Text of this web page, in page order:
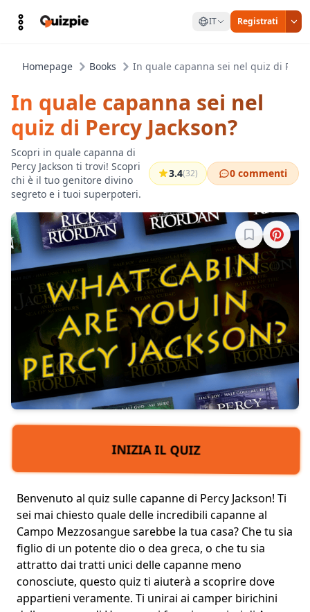
IT Registrati
Homepage Books In quale capanna sei nel quiz di Percy
In quale capanna sei nel
quiz di Percy Jackson?
Scopri in quale capanna di
Percy Jackson ti trovi! Scopri
chi è il tuo genitore divino
segreto e i tuoi superpoteri.
3.4(32) 0 commenti
Accedi per
INIZIA IL QUIZ
Benvenuto al quiz sulle capanne di Percy Jackson! Ti
sei mai chiesto quale delle incredibili capanne al
Campo Mezzosangue sarebbe la tua casa? Che tu sia
figlio di un potente dio o dea greca, o che tu sia
attratto dai tratti unici delle capanne meno
conosciute, questo quiz ti aiuterà a scoprire dove
appartieni veramente. Ti unirai ai camper birichini